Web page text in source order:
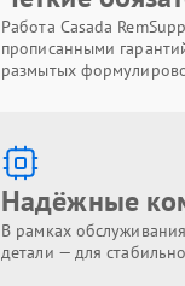
Работа Casada
прописанными
размытых
Надёжные
В рамках
детали — для